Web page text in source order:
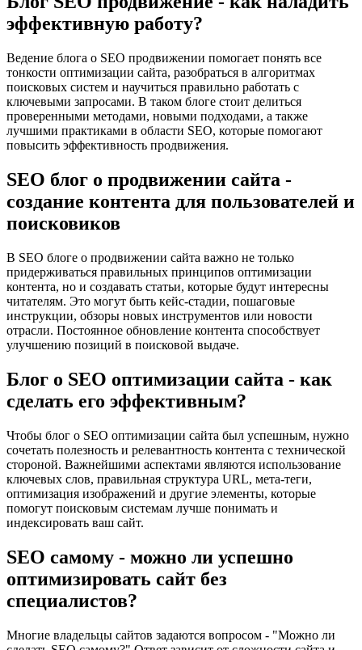
эффективную работу?
Ведение блога о SEO продвижении помогает понять все
тонкости оптимизации сайта, разобраться в алгоритмах
поисковых систем и научиться правильно работать с
ключевыми запросами. В таком блоге стоит делиться
проверенными методами, новыми подходами, а также
лучшими практиками в области SЕО, которые помогают
повысить эффективность продвижения.
SEO блог о продвижении сайта -
создание контента для пользователей и
поисковиков
В SEO блоге о продвижении сайта важно не только
придерживаться правильных принципов оптимизации
контента, но и создавать статьи, которые будут интересны
читателям. Это могут быть кейс-стадии, пошаговые
инструкции, обзоры новых инструментов или новости
отрасли. Постоянное обновление контента способствует
улучшению позиций в поисковой выдаче.
Блог о SEO оптимизации сайта - как
сделать его эффективным?
Чтобы блог о SEO оптимизации сайта был успешным, нужно
сочетать полезность и релевантность контента с технической
стороной. Важнейшими аспектами являются использование
ключевых слов, правильная структура URL, мета-теги,
оптимизация изображений и другие элементы, которые
помогут поисковым системам лучше понимать и
индексировать ваш сайт.
SEO самому - можно ли успешно
оптимизировать сайт без
специалистов?
Многие владельцы сайтов задаются вопросом - "Можно ли